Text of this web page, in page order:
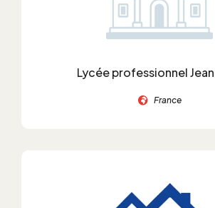
Lycée professionnel
France